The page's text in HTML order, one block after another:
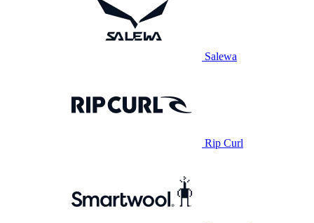
Salewa
Rip Curl